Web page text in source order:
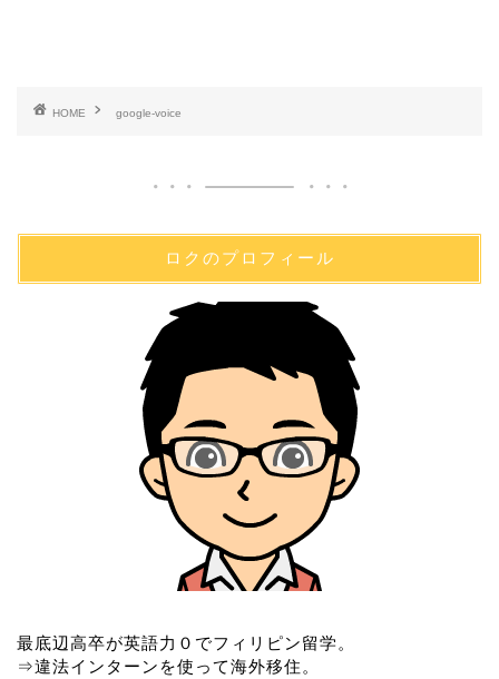
HOME google-voice
ロクのプロフィール
最底辺高卒が英語力０でフィリピン留学。
⇒違法インターンを使って海外移住。